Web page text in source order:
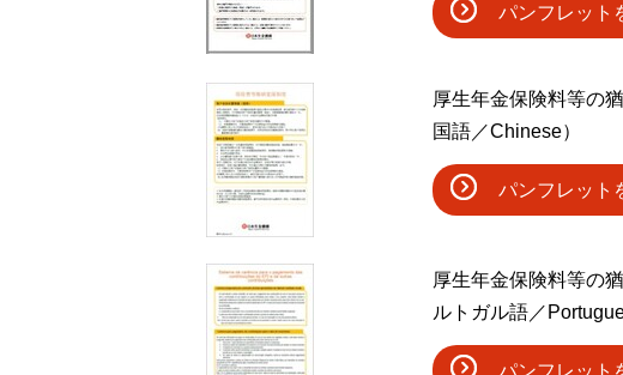
パンフレット
厚生年金保険料等の
国語／Chinese）
パンフレット
厚生年金保険料等の
ルトガル語／
パンフレット